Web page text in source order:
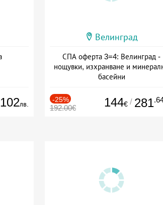
102лв.
Велинград
СПА оферта 3=4: Велинград -
нощувки, изхранване и
басейни
-25%
192.00€ 144€ / 281